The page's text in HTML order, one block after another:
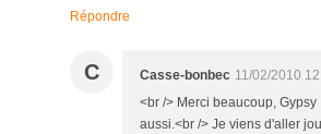
Répondre
C Casse-bonbec 11/02/2010
<br /> Merci beaucoup,
aussi.<br /> Je viens d'aller